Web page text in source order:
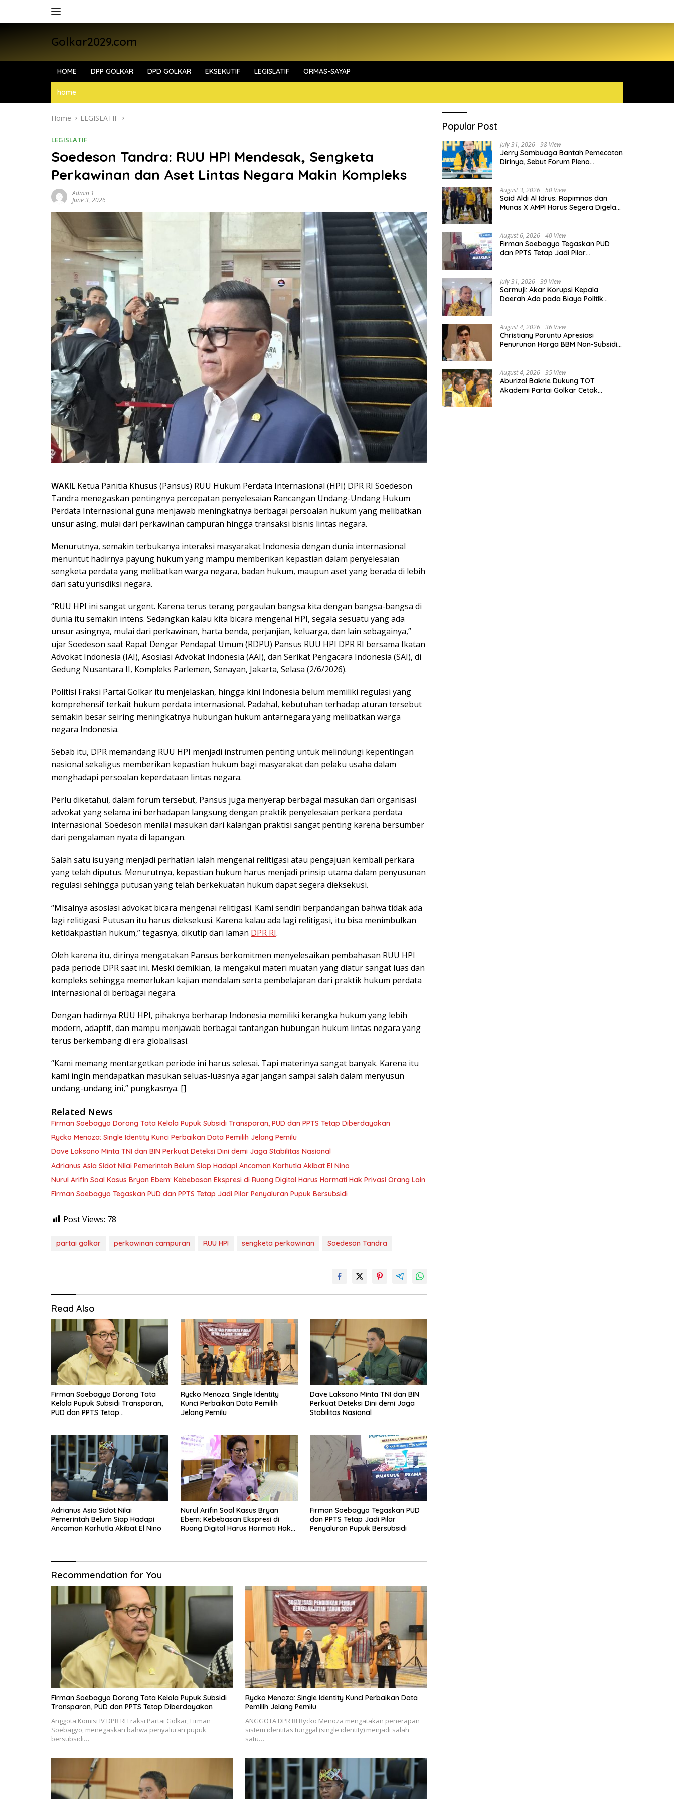
Golkar2029.com
HOME DPP GOLKAR DPD GOLKAR EKSEKUTIF LEGISLATIF ORMAS-SAYAP
home
Home LEGISLATIF
LEGISLATIF
Soedeson Tandra: RUU HPI Mendesak, Sengketa
Perkawinan dan Aset Lintas Negara Makin Kompleks
Admin 1
June 3, 2026
WAKIL Ketua Panitia Khusus (Pansus) RUU Hukum Perdata Internasional (HPI) DPR RI Soedeson
Tandra menegaskan pentingnya percepatan penyelesaian Rancangan Undang-Undang Hukum
Perdata Internasional guna menjawab meningkatnya berbagai persoalan hukum yang melibatkan
unsur asing, mulai dari perkawinan campuran hingga transaksi bisnis lintas negara.
Menurutnya, semakin terbukanya interaksi masyarakat Indonesia dengan dunia internasional
menuntut hadirnya payung hukum yang mampu memberikan kepastian dalam penyelesaian
sengketa perdata yang melibatkan warga negara, badan hukum, maupun aset yang berada di lebih
dari satu yurisdiksi negara.
“RUU HPI ini sangat urgent. Karena terus terang pergaulan bangsa kita dengan bangsa-bangsa di
dunia itu semakin intens. Sedangkan kalau kita bicara mengenai HPI, segala sesuatu yang ada
unsur asingnya, mulai dari perkawinan, harta benda, perjanjian, keluarga, dan lain sebagainya,”
ujar Soedeson saat Rapat Dengar Pendapat Umum (RDPU) Pansus RUU HPI DPR RI bersama Ikatan
Advokat Indonesia (IAI), Asosiasi Advokat Indonesia (AAI), dan Serikat Pengacara Indonesia (SAI), di
Gedung Nusantara II, Kompleks Parlemen, Senayan, Jakarta, Selasa (2/6/2026).
Politisi Fraksi Partai Golkar itu menjelaskan, hingga kini Indonesia belum memiliki regulasi yang
komprehensif terkait hukum perdata internasional. Padahal, kebutuhan terhadap aturan tersebut
semakin besar seiring meningkatnya hubungan hukum antarnegara yang melibatkan warga
negara Indonesia.
Sebab itu, DPR memandang RUU HPI menjadi instrumen penting untuk melindungi kepentingan
nasional sekaligus memberikan kepastian hukum bagi masyarakat dan pelaku usaha dalam
menghadapi persoalan keperdataan lintas negara.
Perlu diketahui, dalam forum tersebut, Pansus juga menyerap berbagai masukan dari organisasi
advokat yang selama ini berhadapan langsung dengan praktik penyelesaian perkara perdata
internasional. Soedeson menilai masukan dari kalangan praktisi sangat penting karena bersumber
dari pengalaman nyata di lapangan.
Salah satu isu yang menjadi perhatian ialah mengenai relitigasi atau pengajuan kembali perkara
yang telah diputus. Menurutnya, kepastian hukum harus menjadi prinsip utama dalam penyusunan
regulasi sehingga putusan yang telah berkekuatan hukum dapat segera dieksekusi.
“Misalnya asosiasi advokat bicara mengenai relitigasi. Kami sendiri berpandangan bahwa tidak ada
lagi relitigasi. Putusan itu harus dieksekusi. Karena kalau ada lagi relitigasi, itu bisa menimbulkan
ketidakpastian hukum,” tegasnya, dikutip dari laman DPR RI.
Oleh karena itu, dirinya mengatakan Pansus berkomitmen menyelesaikan pembahasan RUU HPI
pada periode DPR saat ini. Meski demikian, ia mengakui materi muatan yang diatur sangat luas dan
kompleks sehingga memerlukan kajian mendalam serta pembelajaran dari praktik hukum perdata
internasional di berbagai negara.
Dengan hadirnya RUU HPI, pihaknya berharap Indonesia memiliki kerangka hukum yang lebih
modern, adaptif, dan mampu menjawab berbagai tantangan hubungan hukum lintas negara yang
terus berkembang di era globalisasi.
“Kami memang mentargetkan periode ini harus selesai. Tapi materinya sangat banyak. Karena itu
kami ingin mendapatkan masukan seluas-luasnya agar jangan sampai salah dalam menyusun
undang-undang ini,” pungkasnya. []
Related News
Firman Soebagyo Dorong Tata Kelola Pupuk Subsidi Transparan, PUD dan PPTS Tetap Diberdayakan
Rycko Menoza: Single Identity Kunci Perbaikan Data Pemilih Jelang Pemilu
Dave Laksono Minta TNI dan BIN Perkuat Deteksi Dini demi Jaga Stabilitas Nasional
Adrianus Asia Sidot Nilai Pemerintah Belum Siap Hadapi Ancaman Karhutla Akibat El Nino
Nurul Arifin Soal Kasus Bryan Ebem: Kebebasan Ekspresi di Ruang Digital Harus Hormati Hak Privasi Orang Lain
Firman Soebagyo Tegaskan PUD dan PPTS Tetap Jadi Pilar Penyaluran Pupuk Bersubsidi
Post Views: 78
partai golkar perkawinan campuran RUU HPI sengketa perkawinan Soedeson Tandra
Read Also
Firman Soebagyo Dorong Tata
Kelola Pupuk Subsidi Transparan,
PUD dan PPTS Tetap
Rycko Menoza: Single Identity
Kunci Perbaikan Data Pemilih
Jelang Pemilu
Dave Laksono Minta TNI dan BIN
Perkuat Deteksi Dini demi Jaga
Stabilitas Nasional
Adrianus Asia Sidot Nilai
Pemerintah Belum Siap Hadapi
Ancaman Karhutla Akibat El Nino
Nurul Arifin Soal Kasus Bryan
Ebem: Kebebasan Ekspresi di
Ruang Digital Harus Hormati Hak
Firman Soebagyo Tegaskan PUD
dan PPTS Tetap Jadi Pilar
Penyaluran Pupuk Bersubsidi
Recommendation for You
Firman Soebagyo Dorong Tata Kelola Pupuk Subsidi
Transparan, PUD dan PPTS Tetap Diberdayakan
Anggota Komisi IV DPR RI Fraksi Partai Golkar, Firman
Soebagyo, menegaskan bahwa penyaluran pupuk
bersubsidi…
Rycko Menoza: Single Identity Kunci Perbaikan Data
Pemilih Jelang Pemilu
ANGGOTA DPR RI Rycko Menoza mengatakan penerapan
sistem identitas tunggal (single identity) menjadi salah
satu…
Popular Post
July 31, 2026 98 View
Jerry Sambuaga Bantah Pemecatan
Dirinya, Sebut Forum Pleno
August 3, 2026 50 View
Said Aldi Al Idrus: Rapimnas dan
Munas X AMPI Harus Segera Digelar
August 6, 2026 40 View
Firman Soebagyo Tegaskan PUD
dan PPTS Tetap Jadi Pilar
July 31, 2026 39 View
Sarmuji: Akar Korupsi Kepala
Daerah Ada pada Biaya Politik
August 4, 2026 36 View
Christiany Paruntu Apresiasi
Penurunan Harga BBM Non-Subsidi,
August 4, 2026 35 View
Aburizal Bakrie Dukung TOT
Akademi Partai Golkar Cetak